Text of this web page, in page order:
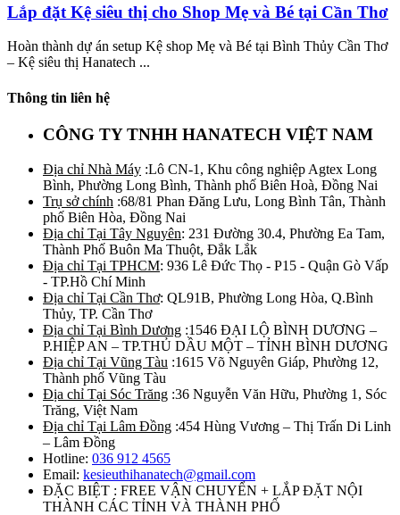
Lắp đặt Kệ siêu thị cho Shop Mẹ và Bé tại Cần Thơ
Hoàn thành dự án setup Kệ shop Mẹ và Bé tại Bình Thủy Cần Thơ
– Kệ siêu thị Hanatech ...
Thông tin liên hệ
CÔNG TY TNHH HANATECH VIỆT NAM
Địa chỉ Nhà Máy :Lô CN-1, Khu công nghiệp Agtex Long
Bình, Phường Long Bình, Thành phố Biên Hoà, Đồng Nai
Trụ sở chính :68/81 Phan Đăng Lưu, Long Bình Tân, Thành
phố Biên Hòa, Đồng Nai
Địa chỉ Tại Tây Nguyên: 231 Đường 30.4, Phường Ea Tam,
Thành Phố Buôn Ma Thuột, Đắk Lắk
Địa chỉ Tại TPHCM: 936 Lê Đức Thọ - P15 - Quận Gò Vấp
- TP.Hồ Chí Minh
Địa chỉ Tại Cần Thơ: QL91B, Phường Long Hòa, Q.Bình
Thủy, TP. Cần Thơ
Địa chỉ Tại Bình Dương :1546 ĐẠI LỘ BÌNH DƯƠNG –
P.HIỆP AN – TP.THỦ DẦU MỘT – TỈNH BÌNH DƯƠNG
Địa chỉ Tại Vũng Tàu :1615 Võ Nguyên Giáp, Phường 12,
Thành phố Vũng Tàu
Địa chỉ Tại Sóc Trăng :36 Nguyễn Văn Hữu, Phường 1, Sóc
Trăng, Việt Nam
Địa chỉ Tại Lâm Đồng :454 Hùng Vương – Thị Trấn Di Linh
– Lâm Đồng
Hotline: 036 912 4565
Email: kesieuthihanatech@gmail.com
ĐẶC BIỆT : FREE VẬN CHUYỂN + LẮP ĐẶT NỘI
THÀNH CÁC TỈNH VÀ THÀNH PHỐ